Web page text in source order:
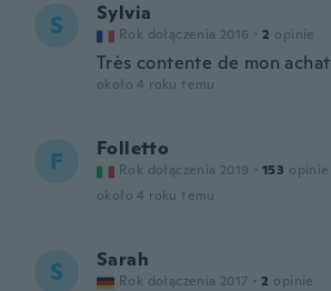
S Sylvia
Rok dołączenia 2016 · 2 opinie
Très contente de mon achat
około 4 roku temu
F Folletto
Rok dołączenia 2019 · 153 opinie
około 4 roku temu
S Sarah
Rok dołączenia 2017 · 2 opinie